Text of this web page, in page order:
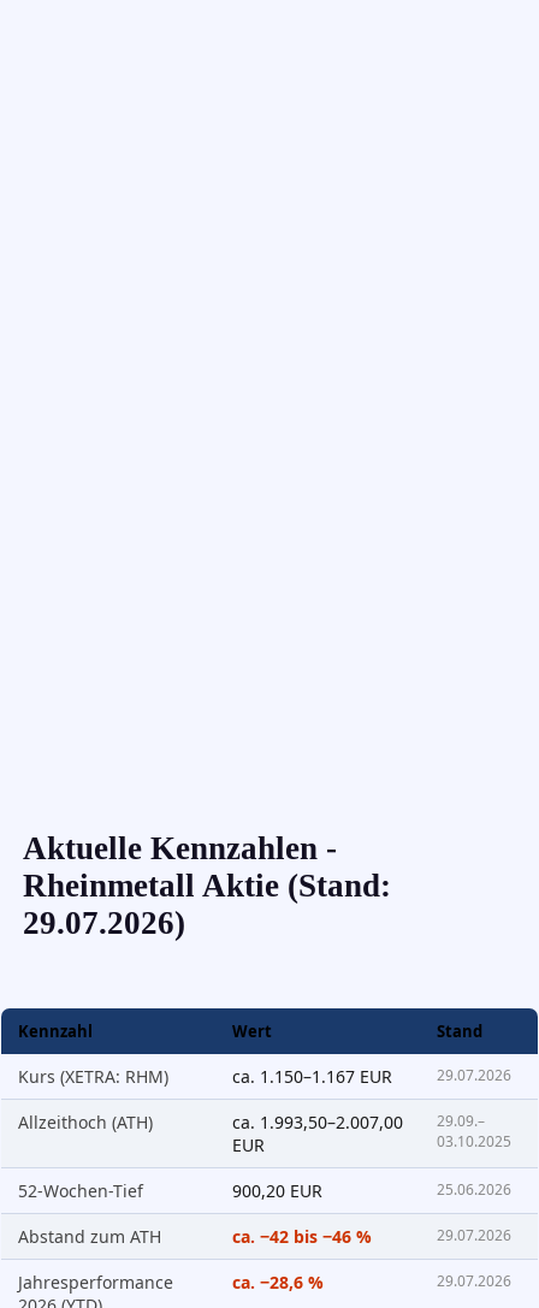
Aktuelle Kennzahlen -
Rheinmetall Aktie (Stand:
29.07.2026)
Kennzahl Wert Stand
Kurs (XETRA: RHM) ca. 1.150–1.167 EUR 29.07.2026
Allzeithoch (ATH)
ca. 1.993,50–2.007,00
EUR
29.09.–
03.10.2025
52-Wochen-Tief 900,20 EUR 25.06.2026
Abstand zum ATH ca. −42 bis −46 % 29.07.2026
Jahresperformance
ca. −28,6 % 29.07.2026